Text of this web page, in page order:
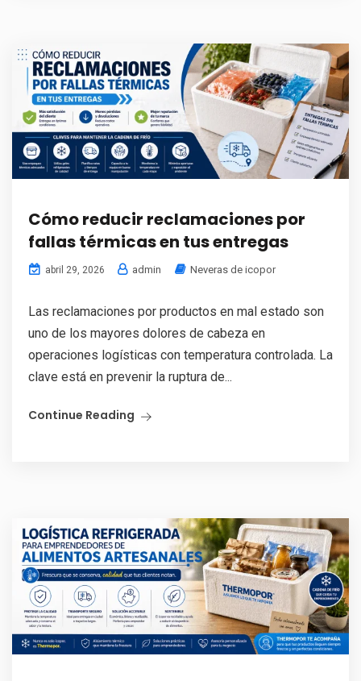
Cómo reducir reclamaciones por
fallas térmicas en tus entregas
abril 29, 2026 admin Neveras de icopor
Las reclamaciones por productos en mal estado son
uno de los mayores dolores de cabeza en
operaciones logísticas con temperatura controlada. La
clave está en prevenir la ruptura de...
Continue Reading